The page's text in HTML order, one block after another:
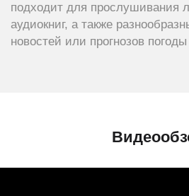
подходит для прослушивания
аудиокниг, а также
новостей или прогнозов